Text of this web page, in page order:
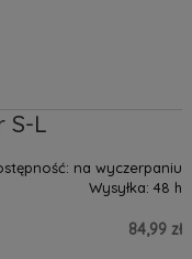
S-L
na wyczerpaniu
Wysyłka: 48 h
84,99 zł